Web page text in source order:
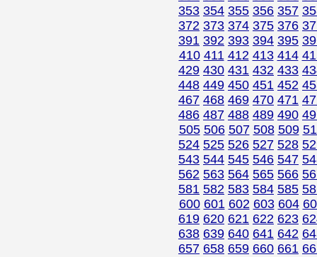
353 354 355 356 357
372 373 374 375 376
391 392 393 394 395
410 411 412 413 414
429 430 431 432 433
448 449 450 451 452
467 468 469 470 471
486 487 488 489 490
505 506 507 508 509
524 525 526 527 528
543 544 545 546 547
562 563 564 565 566
581 582 583 584 585
600 601 602 603 604
619 620 621 622 623
638 639 640 641 642
657 658 659 660 661